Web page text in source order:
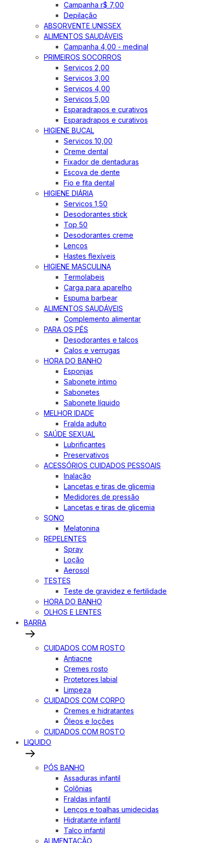
Campanha r$ 7,00
Depilação
ABSORVENTE UNISSEX
ALIMENTOS SAUDÁVEIS
Campanha 4,00 - medinal
PRIMEIROS SOCORROS
Servicos 2,00
Servicos 3,00
Servicos 4,00
Servicos 5,00
Esparadrapos e curativos
Esparadrapos e curativos
HIGIENE BUCAL
Servicos 10,00
Creme dental
Fixador de dentaduras
Escova de dente
Fio e fita dental
HIGIENE DIÁRIA
Servicos 1,50
Desodorantes stick
Top 50
Desodorantes creme
Lenços
Hastes flexíveis
HIGIENE MASCULINA
Termolabeis
Carga para aparelho
Espuma barbear
ALIMENTOS SAUDÁVEIS
Complemento alimentar
PARA OS PÉS
Desodorantes e talcos
Calos e verrugas
HORA DO BANHO
Esponjas
Sabonete íntimo
Sabonetes
Sabonete líquido
MELHOR IDADE
Fralda adulto
SAÚDE SEXUAL
Lubrificantes
Preservativos
ACESSÓRIOS CUIDADOS PESSOAIS
Inalação
Lancetas e tiras de glicemia
Medidores de pressão
Lancetas e tiras de glicemia
SONO
Melatonina
REPELENTES
Spray
Loção
Aerosol
TESTES
Teste de gravidez e fertilidade
HORA DO BANHO
OLHOS E LENTES
BARRA
CUIDADOS COM ROSTO
Antiacne
Cremes rosto
Protetores labial
Limpeza
CUIDADOS COM CORPO
Cremes e hidratantes
Óleos e loções
CUIDADOS COM ROSTO
LIQUIDO
PÓS BANHO
Assaduras infantil
Colônias
Fraldas infantil
Lenços e toalhas umidecidas
Hidratante infantil
Talco infantil
ALIMENTAÇÃO